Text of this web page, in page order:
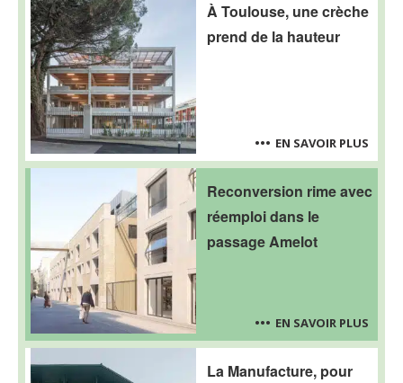
À Toulouse, une crèche
prend de la hauteur
EN SAVOIR PLUS
Reconversion rime avec
réemploi dans le
passage Amelot
EN SAVOIR PLUS
La Manufacture, pour